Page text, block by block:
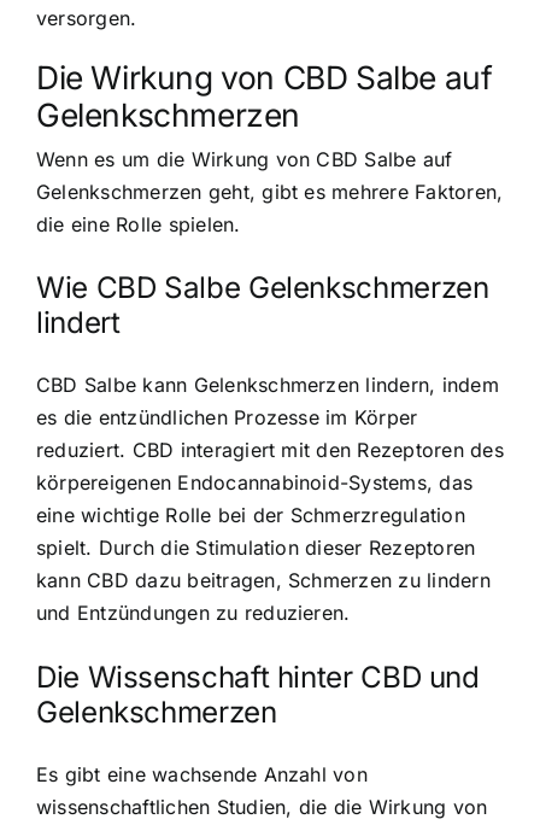
versorgen.
Die Wirkung von CBD Salbe auf
Gelenkschmerzen
Wenn es um die Wirkung von CBD Salbe auf
Gelenkschmerzen geht, gibt es mehrere Faktoren,
die eine Rolle spielen.
Wie CBD Salbe Gelenkschmerzen
lindert
CBD Salbe kann Gelenkschmerzen lindern, indem
es die entzündlichen Prozesse im Körper
reduziert. CBD interagiert mit den Rezeptoren des
körpereigenen Endocannabinoid-Systems, das
eine wichtige Rolle bei der Schmerzregulation
spielt. Durch die Stimulation dieser Rezeptoren
kann CBD dazu beitragen, Schmerzen zu lindern
und Entzündungen zu reduzieren.
Die Wissenschaft hinter CBD und
Gelenkschmerzen
Es gibt eine wachsende Anzahl von
wissenschaftlichen Studien, die die Wirkung von